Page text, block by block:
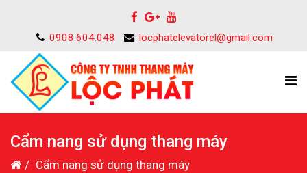
0908.604.048 locphatelevatorel@gmail.com
Cẩm nang sử dụng thang máy
Cẩm nang sử dụng thang máy